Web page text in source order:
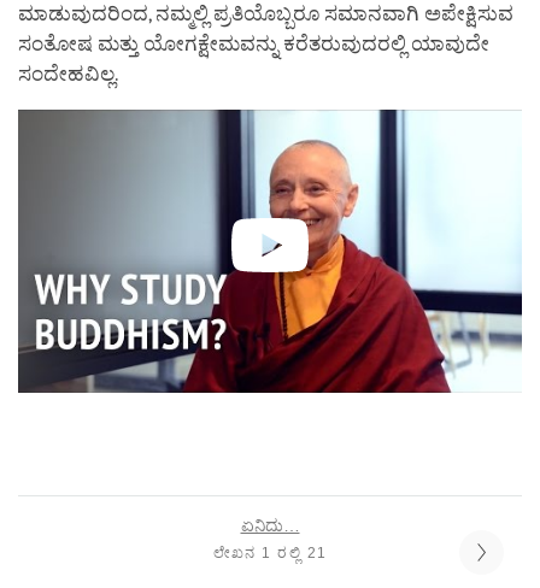
ಮಾಡುವುದರಿಂದ, ನಮ್ಮಲ್ಲಿ ಪ್ರತಿಯೊಬ್ಬರೂ ಸಮಾನವಾಗಿ ಅಪೇಕ್ಷಿಸುವ
ಸಂತೋಷ ಮತ್ತು ಯೋಗಕ್ಷೇಮವನ್ನು ಕರೆತರುವುದರಲ್ಲಿ ಯಾವುದೇ
ಸಂದೇಹವಿಲ್ಲ.
ಏನಿದು…
ಲೇಖನ 1 ರಲ್ಲಿ 21